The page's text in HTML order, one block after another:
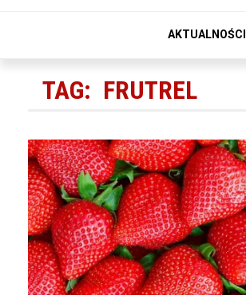
AKTUALNOŚCI
TAG: FRUTREL